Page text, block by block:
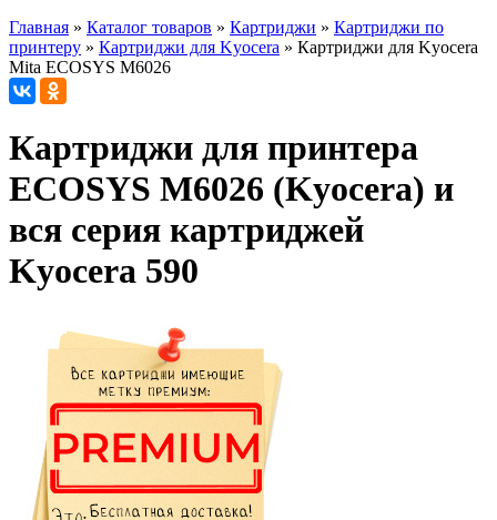
Главная » Каталог товаров » Картриджи » Картриджи по
принтеру » Картриджи для Kyocera » Картриджи для Kyocera
Mita ECOSYS M6026
Картриджи для принтера
ECOSYS M6026 (Kyocera) и
вся серия картриджей
Kyocera 590